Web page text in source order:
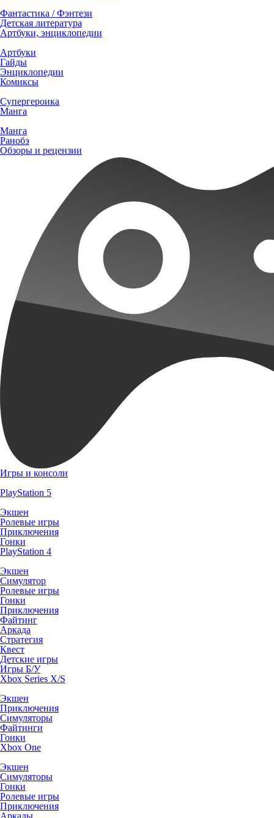
Фантастика / Фэнтези
Детская литература
Артбуки, энциклопедии
Артбуки
Гайды
Энциклопедии
Комиксы
Супергероика
Манга
Манга
Ранобэ
Обзоры и рецензии
Игры и консоли
PlayStation 5
Экшен
Ролевые игры
Приключения
Гонки
PlayStation 4
Экшен
Симулятор
Ролевые игры
Гонки
Приключения
Файтинг
Аркада
Стратегия
Квест
Детские игры
Игры Б/У
Xbox Series X/S
Экшен
Приключения
Симуляторы
Файтинги
Гонки
Xbox One
Экшен
Симуляторы
Гонки
Ролевые игры
Приключения
Аркады